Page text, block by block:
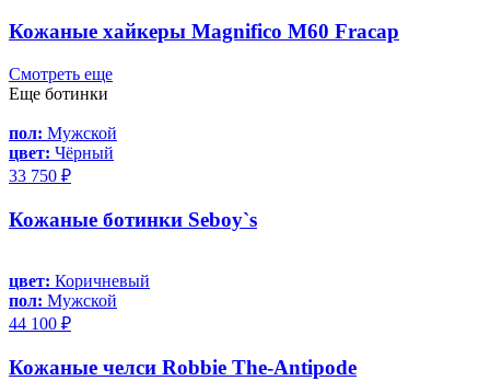
Кожаные хайкеры Magnifico M60 Fracap
Смотреть еще
Еще ботинки
пол: Мужской
цвет: Чёрный
33 750 ₽
Кожаные ботинки Seboy`s
цвет: Коричневый
пол: Мужской
44 100 ₽
Кожаные челси Robbie The-Antipode